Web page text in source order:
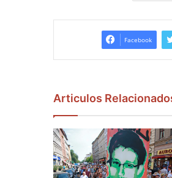
Facebook
Articulos